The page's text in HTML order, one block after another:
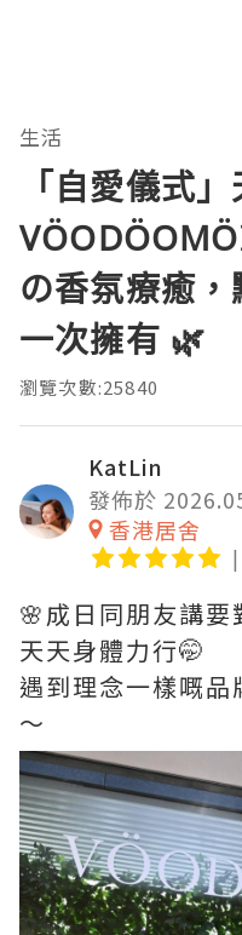
生活
「自愛儀式
の香氛療癒
一次擁有 🌿
瀏覽次數:25840
KatLin
發佈於
香港居舍
🌸成日同朋友講
天天身體力行🤭
遇到理念一樣嘅品
～